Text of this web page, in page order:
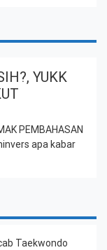
YUKK
PEMBAHASAN
apa kabar
Taekwondo